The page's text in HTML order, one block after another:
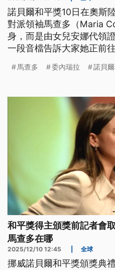
諾貝爾和平獎10日在奧斯
對派領袖馬查多（Maria
身，而是由女兒安娜代領
一段音檔告訴大家她正前
馬查多 委內瑞拉 諾貝
和平獎得主頒獎前記者會
馬查多在哪
2025/12/10 12:45 全球
挪威諾貝爾和平獎頒獎典